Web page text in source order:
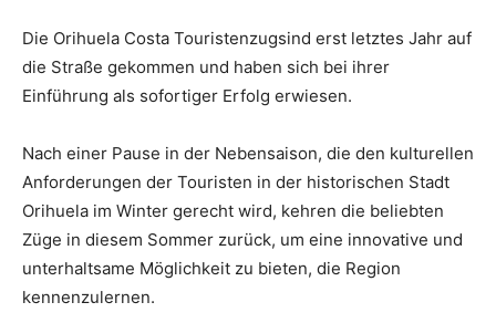
Die Orihuela Costa Touristenzugsind erst letztes Jahr auf
die Straße gekommen und haben sich bei ihrer
Einführung als sofortiger Erfolg erwiesen.
Nach einer Pause in der Nebensaison, die den kulturellen
Anforderungen der Touristen in der historischen Stadt
Orihuela im Winter gerecht wird, kehren die beliebten
Züge in diesem Sommer zurück, um eine innovative und
unterhaltsame Möglichkeit zu bieten, die Region
kennenzulernen.